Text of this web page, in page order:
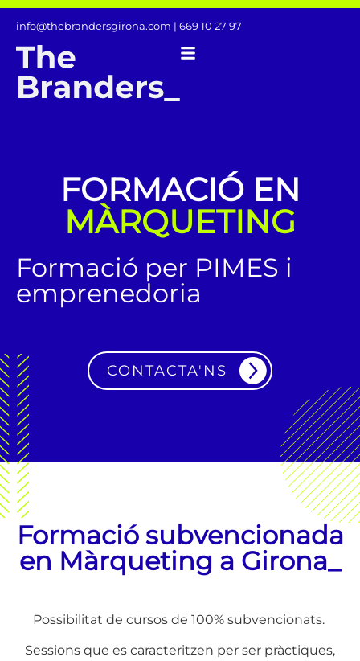
info@thebrandersgirona.com | 669 10 27 97
FORMACIÓ EN
MÀRQUETING
Formació per PIMES i
emprenedoria
CONTACTA'NS
Formació subvencionada
en Màrqueting a Girona_
Possibilitat de cursos de 100% subvencionats.
Sessions que es caracteritzen per ser pràctiques,